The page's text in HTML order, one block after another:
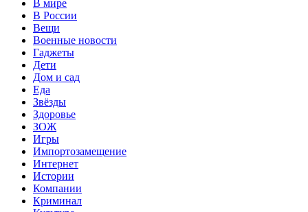
В мире
В России
Вещи
Военные новости
Гаджеты
Дети
Дом и сад
Еда
Звёзды
Здоровье
ЗОЖ
Игры
Импортозамещение
Интернет
Истории
Компании
Криминал